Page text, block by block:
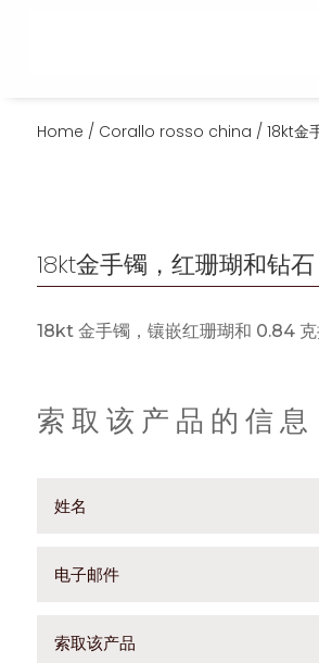
Home / Corallo rosso china / 18kt金
18kt金手镯，红珊瑚和钻石
18kt 金手镯，镶嵌红珊瑚和 0.84
索取该产品的信息